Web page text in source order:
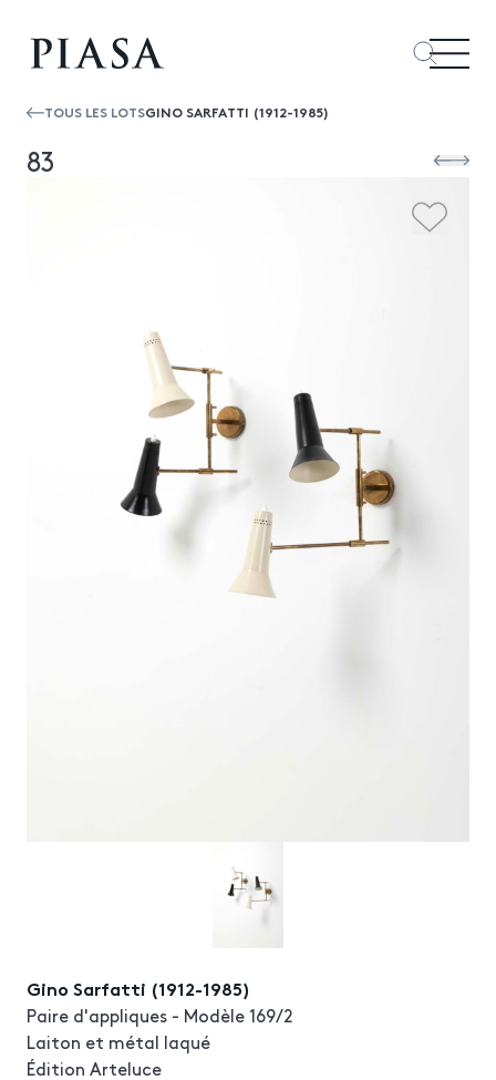
TOUS LES LOTSGINO SARFATTI (1912-1985)
83
Gino Sarfatti (1912-1985)
Paire d'appliques - Modèle 169/2
Laiton et métal laqué
Édition Arteluce